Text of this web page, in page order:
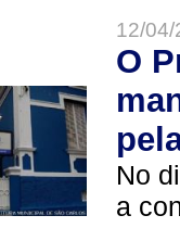
12/
O
No
a